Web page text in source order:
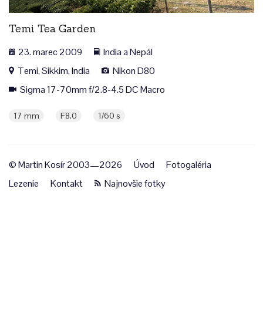
Temi Tea Garden
23. marec 2009
India a Nepál
Temi, Sikkim, India
Nikon D80
Sigma 17-70mm f/2.8-4.5 DC Macro
17 mm F8,0 1/60 s
© Martin Kosír 2003—2026 Úvod
Fotogaléria
Lezenie
Kontakt Najnovšie fotky